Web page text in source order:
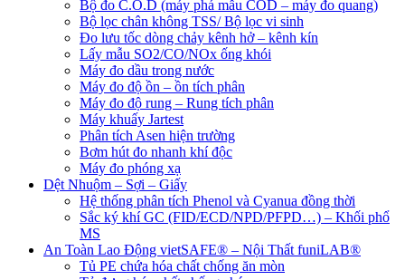
Bộ đo C.O.D (máy phá mẫu COD – máy đo quang)
Bộ lọc chân không TSS/ Bộ lọc vi sinh
Đo lưu tốc dòng chảy kênh hở – kênh kín
Lấy mẫu SO2/CO/NOx ống khói
Máy đo dầu trong nước
Máy đo độ ồn – ồn tích phân
Máy đo độ rung – Rung tích phân
Máy khuấy Jartest
Phân tích Asen hiện trường
Bơm hút đo nhanh khí độc
Máy đo phóng xạ
Dệt Nhuộm – Sợi – Giấy
Hệ thống phân tích Phenol và Cyanua đồng thời
Sắc ký khí GC (FID/ECD/NPD/PFPD…) – Khối phổ
MS
An Toàn Lao Động vietSAFE® – Nội Thất funiLAB®
Tủ PE chứa hóa chất chống ăn mòn